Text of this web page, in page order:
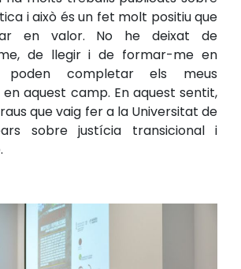
i això és un fet molt positiu que
en valor. No he deixat de
de llegir i de formar-me en
completar els meus
aquest camp. En aquest sentit,
que vaig fer a la Universitat de
sobre justícia transicional i